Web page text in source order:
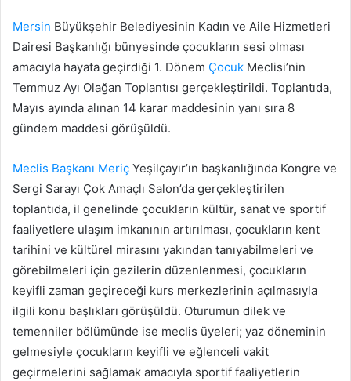
Mersin Büyükşehir Belediyesinin Kadın ve Aile Hizmetleri
Dairesi Başkanlığı bünyesinde çocukların sesi olması
amacıyla hayata geçirdiği 1. Dönem Çocuk Meclisi’nin
Temmuz Ayı Olağan Toplantısı gerçekleştirildi. Toplantıda,
Mayıs ayında alınan 14 karar maddesinin yanı sıra 8
gündem maddesi görüşüldü.
Meclis Başkanı Meriç Yeşilçayır’ın başkanlığında Kongre ve
Sergi Sarayı Çok Amaçlı Salon’da gerçekleştirilen
toplantıda, il genelinde çocukların kültür, sanat ve sportif
faaliyetlere ulaşım imkanının artırılması, çocukların kent
tarihini ve kültürel mirasını yakından tanıyabilmeleri ve
görebilmeleri için gezilerin düzenlenmesi, çocukların
keyifli zaman geçireceği kurs merkezlerinin açılmasıyla
ilgili konu başlıkları görüşüldü. Oturumun dilek ve
temenniler bölümünde ise meclis üyeleri; yaz döneminin
gelmesiyle çocukların keyifli ve eğlenceli vakit
geçirmelerini sağlamak amacıyla sportif faaliyetlerin